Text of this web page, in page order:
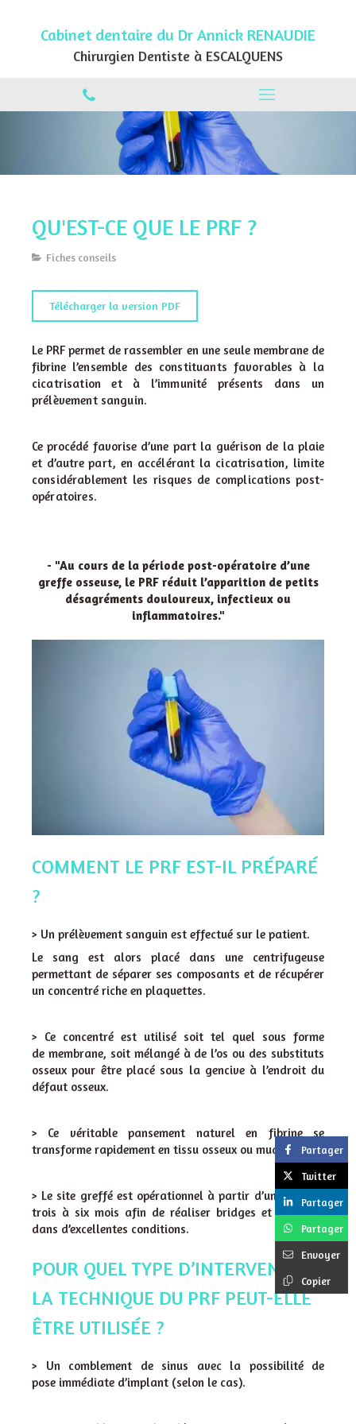
Cabinet dentaire du Dr Annick RENAUDIE
Chirurgien Dentiste à ESCALQUENS
QU'EST-CE QUE LE PRF ?
Fiches conseils
Télécharger la version PDF
Le PRF permet de rassembler en une seule membrane de
fibrine l’ensemble des constituants favorables à la
cicatrisation et à l’immunité présents dans un
prélèvement sanguin.
Ce procédé favorise d’une part la guérison de la plaie
et d’autrepart, en accélérant la cicatrisation, limite
considérablement les risques de complications post-
opératoires.
- "Au cours de la période post-opératoire d’une
greffe osseuse, le PRF réduit l’apparition de petits
désagréments douloureux, infectieux ou
inflammatoires."
COMMENT LE PRF EST-IL PRÉPARÉ
?
> Un prélèvement sanguin est effectué sur le patient.
Le sang est alors placé dans une centrifugeuse
permettant de séparer ses composants et de récupérer
un concentré riche en plaquettes.
> Ce concentré est utilisé soit tel quel sous forme
de membrane, soit mélangé à de l’os ou des substituts
osseux pour être placé sous la gencive à l’endroit du
défaut osseux.
> Ce véritable pansement naturel en fibrine se
transforme rapidement en tissu osseux ou muqueux.
> Le site greffé est opérationnel à partir d’un délai de
trois à six mois afin de réaliser bridges et implants
dans d’excellentes conditions.
POUR QUEL TYPE D’INTERVENTION
LA TECHNIQUE DU PRF PEUT-ELLE
ÊTRE UTILISÉE ?
> Un comblement de sinus avec la possibilité de
pose immédiate d’implant (selon le cas).
Partager
Twitter
Partager
Partager
Envoyer
Copier